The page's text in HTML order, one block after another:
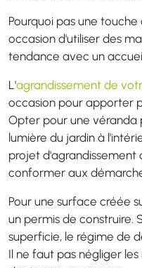
Pourquoi pas une
occasion d'utiliser des
tendance avec un
L'agrandissement de
occasion pour apporter
Opter pour une
lumière du jardin à
projet d'agrandissement
conformer aux
Pour une surface créée
un permis de construire.
superficie, le régime de
Il ne faut pas négliger